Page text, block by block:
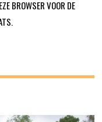
BROWSER VOOR DE